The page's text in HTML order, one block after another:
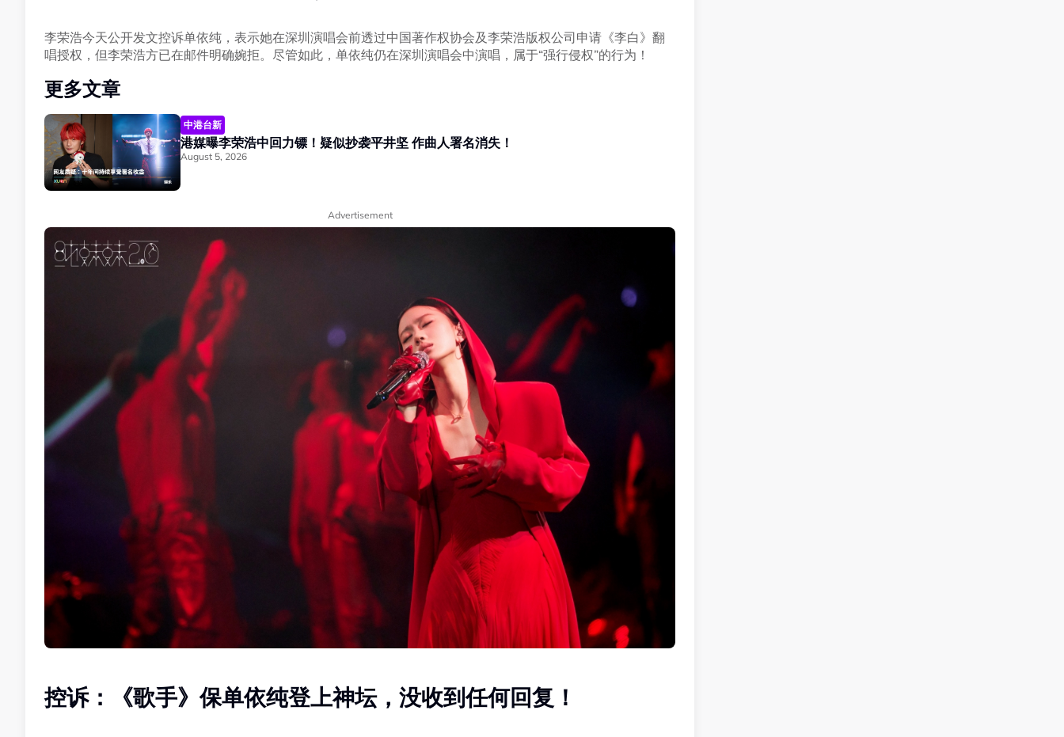
李荣浩今天公开发文控诉单依纯，表示她在深圳演唱会前透过中国著作权协会及李荣浩版权公司申请《李白》翻
唱授权，但李荣浩方已在邮件明确婉拒。尽管如此，单依纯仍在深圳演唱会中演唱，属于“强行侵权”的行为！
更多文章
中港台新
港媒曝李荣浩中回力镖！疑似抄袭平井坚 作曲人署名消失！
August 5, 2026
Advertisement
控诉：《歌手》保单依纯登上神坛，没收到任何回复！